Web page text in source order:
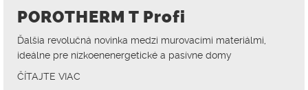
POROTHERM T Profi
Ďalšia revolučná novinka medzi murovacími materiálmi,
ideálne pre nízkoenenergetické a pasívne domy
ČÍTAJTE VIAC